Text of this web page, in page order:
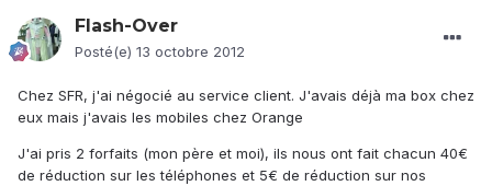
Flash-Over
Posté(e) 13 octobre 2012
Chez SFR, j'ai négocié au service client. J'avais déjà ma box chez
eux mais j'avais les mobiles chez Orange
J'ai pris 2 forfaits (mon père et moi), ils nous ont fait chacun 40€
de réduction sur les téléphones et 5€ de réduction sur nos